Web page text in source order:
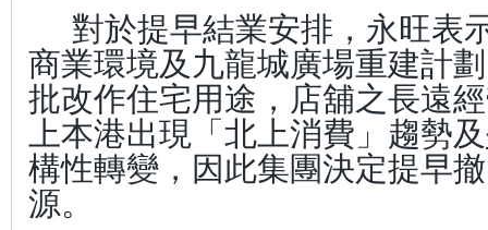
對於提早結業安排，永旺表
商業環境及九龍城廣場重建計
批改作住宅用途，店舖之長遠
上本港出現「北上消費」趨勢及
構性轉變，因此集團決定提早
源。